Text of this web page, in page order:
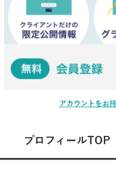
アカウントをお
プロフィールTOP